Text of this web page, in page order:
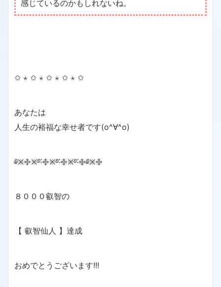
感じているのかもしれないね。
✩ ⋆ ✩ ⋆ ✩ ⋆ ✩ ⋆ ✩
あなたは
人生の裕福な幸せ者です(o^∀^o)
༅྿࿇྿࿔࿒࿇྿࿔࿒࿇྿࿔࿒࿇༅྿࿇
８０００叡智の
【 叡智仙人 】達成
おめでとうございます!!!